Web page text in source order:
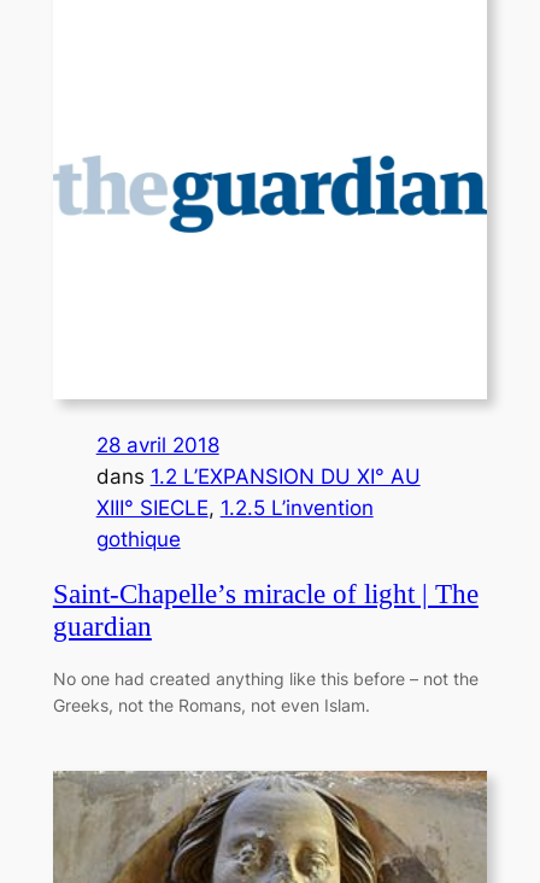
28 avril 2018
dans 1.2 L’EXPANSION DU XI° AU
XIII° SIECLE, 1.2.5 L’invention
gothique
Saint-Chapelle’s miracle of light | The
guardian
No one had created anything like this before – not the
Greeks, not the Romans, not even Islam.